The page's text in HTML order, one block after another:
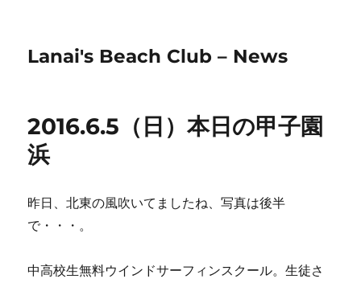
Lanai's Beach Club – News
2016.6.5（日）本日の甲子園
浜
昨日、北東の風吹いてましたね、写真は後半
で・・・。
中高校生無料ウインドサーフィンスクール。生徒さ